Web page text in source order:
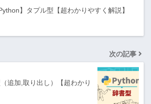
Python】タプル型【超わかりやすく解説】
次の記事
追加,取り出し）【超わかり